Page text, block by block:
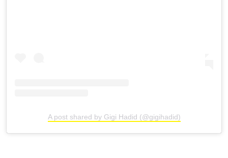
A post shared by Gigi Hadid (@gigihadid)